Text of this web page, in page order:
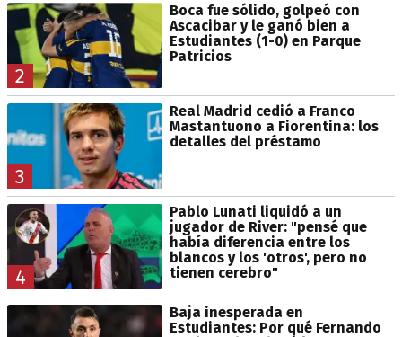
2
Boca fue sólido, golpeó con
Ascacibar y le ganó bien a
Estudiantes (1-0) en Parque
Patricios
3
Real Madrid cedió a Franco
Mastantuono a Fiorentina: los
detalles del préstamo
4
Pablo Lunati liquidó a un
jugador de River: "pensé que
había diferencia entre los
blancos y los 'otros', pero no
tienen cerebro"
Baja inesperada en
Estudiantes: Por qué Fernando